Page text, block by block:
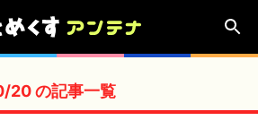
20 の記事一覧